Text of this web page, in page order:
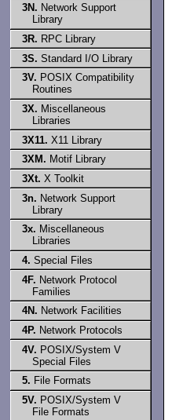
3N. Network Support
Library
3R. RPC Library
3S. Standard I/O Library
3V. POSIX Compatibility
Routines
3X. Miscellaneous
Libraries
3X11. X11 Library
3XM. Motif Library
3Xt. X Toolkit
3n. Network Support
Library
3x. Miscellaneous
Libraries
4. Special Files
4F. Network Protocol
Families
4N. Network Facilities
4P. Network Protocols
4V. POSIX/System V
Special Files
5. File Formats
5V. POSIX/System V
File Formats